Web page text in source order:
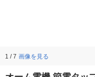
1 / 7 画像を見る